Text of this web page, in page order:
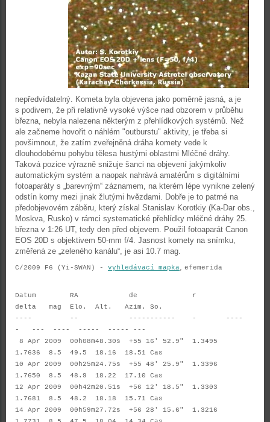
nepředvídatelný. Kometa byla objevena jako poměrně jasná, a je
s podivem, že při relativně vysoké výšce nad obzorem v průběhu
března, nebyla nalezena některým z přehlídkových systémů. Než
ale začneme hovořit o náhlém "outburstu" aktivity, je třeba si
povšimnout, že zatím zveřejněná dráha komety vede k
dlouhodobému pohybu tělesa hustými oblastmi Mléčné dráhy.
Taková pozice výrazně snižuje šanci na objevení jakýmkoliv
automatickým systém a naopak nahrává amatérům s digitálními
fotoaparáty s „barevným“ záznamem, na kterém lépe vynikne zelený
odstín komy mezi jinak žlutými hvězdami. Dobře je to patrné na
předobjevovém záběru, který získal Stanislav Korotkiy (Ka-Dar obs.,
Moskva, Rusko) v rámci systematické přehlídky mléčné dráhy 25.
března v 1:26 UT, tedy den před objevem. Použil fotoaparát Canon
EOS 20D s objektivem 50-mm f/4. Jasnost komety na snímku,
změřená ze „zeleného kanálu“, je asi 10.7 mag.
C/2009 F6 (Yi-SWAN ) - vyhledávací mapka, efemerida
Datum RA de r
delta mag Elo. Alt. Azim. So.
---- -- ----------- - ----
- --- ---- ----- ----- ---
8 Apr 2009 00h08m48.30s +55 16' 52.9" 1.3495
1.7636 8.5 49.5 18.16 18.51 Cas
10 Apr 2009 00h25m24.75s +55 48' 25.9" 1.3396
1.7650 8.5 48.9 18.22 17.10 Cas
12 Apr 2009 00h42m20.51s +56 12' 18.5" 1.3303
1.7681 8.5 48.2 18.18 15.71 Cas
14 Apr 2009 00h59m27.72s +56 28' 15.6" 1.3216